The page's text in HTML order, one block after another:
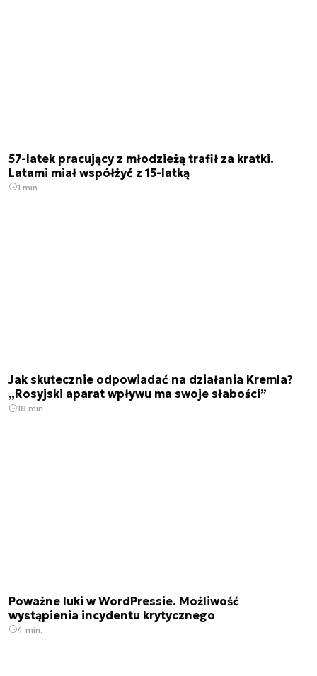
57-latek pracujący z młodzieżą trafił za kratki.
Latami miał współżyć z 15-latką
1 min.
Jak skutecznie odpowiadać na działania Kremla?
„Rosyjski aparat wpływu ma swoje słabości”
18 min.
Poważne luki w WordPressie. Możliwość
wystąpienia incydentu krytycznego
4 min.